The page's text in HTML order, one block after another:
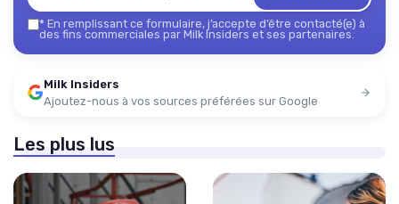
* En remplissant ce formulaire, j’accepte d’être contacté(e) à
des fins commerciales par Milk Insiders et ses partenaires.
Milk Insiders
Ajoutez-nous à vos sources préférées sur Google
Les plus lus